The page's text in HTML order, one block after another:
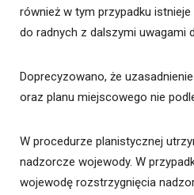
również w tym przypadku
do radnych z dalszymi uwagami
Doprecyzowano, że
oraz planu miejscowego nie
W procedurze planistycznej
nadzorcze wojewody. W
wojewodę rozstrzygnięcia